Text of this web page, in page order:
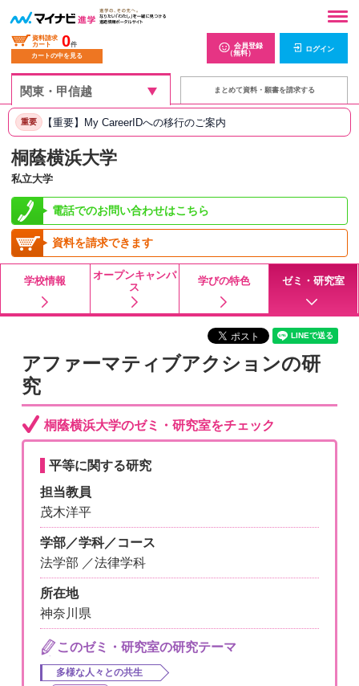
資料請求
カート
0件
カートの中を見る
会員登録
（無料）
ログイン
まとめて資料・願書を請求する
重要 【重要】My CareerIDへの移行のご案内
桐蔭横浜大学
私立大学
電話でのお問い合わせはこちら
資料を請求できます
学校情報
オープンキャンパ
ス
学びの特色 ゼミ・研究室
アファーマティブアクションの研
究
桐蔭横浜大学のゼミ・研究室をチェック
平等に関する研究
担当教員
茂木洋平
学部／学科／コース
法学部 ／法律学科
所在地
神奈川県
このゼミ・研究室の研究テーマ
多様な人々との共生